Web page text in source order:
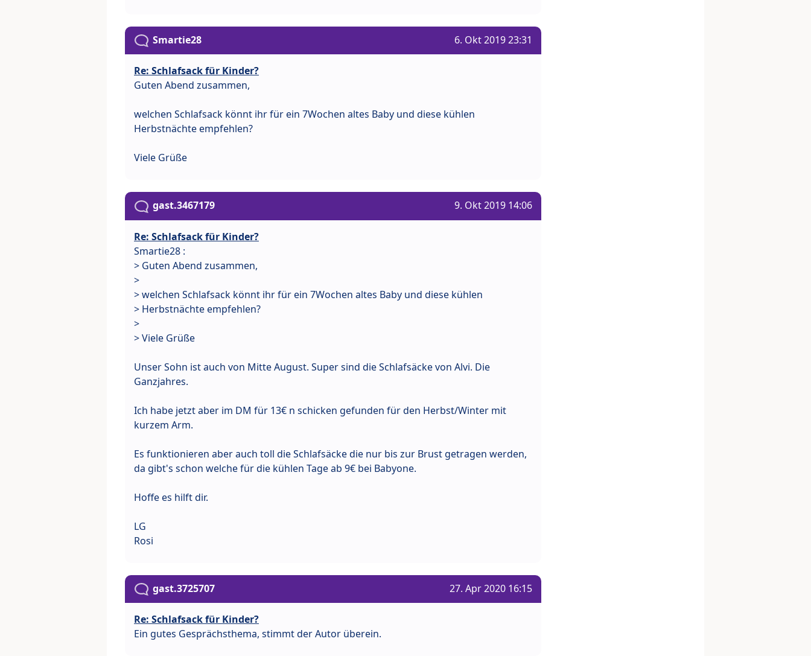
Smartie28 6. Okt 2019 23:31
Re: Schlafsack für Kinder?
Guten Abend zusammen,
welchen Schlafsack könnt ihr für ein 7Wochen altes Baby und diese kühlen
Herbstnächte empfehlen?
Viele Grüße
gast.3467179 9. Okt 2019 14:06
Re: Schlafsack für Kinder?
Smartie28 :
> Guten Abend zusammen,
>
> welchen Schlafsack könnt ihr für ein 7Wochen altes Baby und diese kühlen
> Herbstnächte empfehlen?
>
> Viele Grüße
Unser Sohn ist auch von Mitte August. Super sind die Schlafsäcke von Alvi. Die
Ganzjahres.
Ich habe jetzt aber im DM für 13€ n schicken gefunden für den Herbst/Winter mit
kurzem Arm.
Es funktionieren aber auch toll die Schlafsäcke die nur bis zur Brust getragen werden,
da gibt's schon welche für die kühlen Tage ab 9€ bei Babyone.
Hoffe es hilft dir.
LG
Rosi
gast.3725707 27. Apr 2020 16:15
Re: Schlafsack für Kinder?
Ein gutes Gesprächsthema, stimmt der Autor überein.